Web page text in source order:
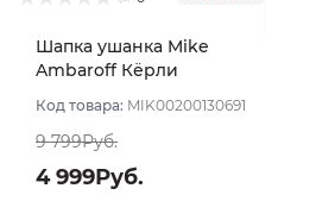
Шапка ушанка Mike
Ambaroff Кёрли
размер 56-58
Код товара: MIK00200130691
9 799Руб.
4 999Руб.